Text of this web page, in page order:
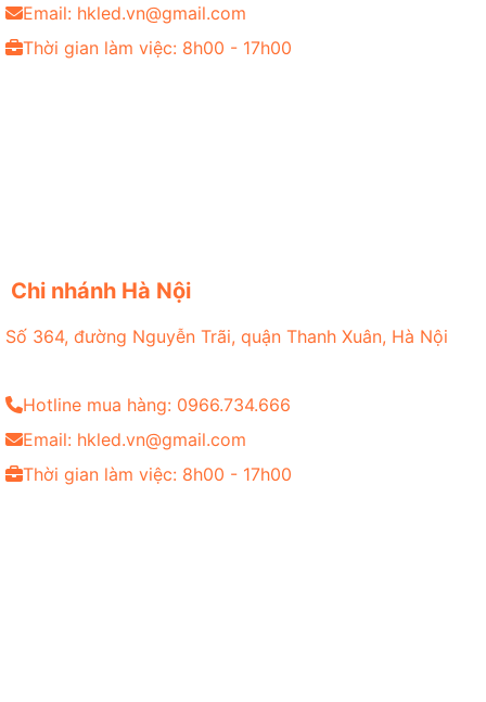
Email: hkled.vn@gmail.com
Thời gian làm việc: 8h00 - 17h00
Chi nhánh Hà Nội
Số 364, đường Nguyễn Trãi, quận Thanh Xuân, Hà Nội
Hotline mua hàng: 0966.734.666
Email: hkled.vn@gmail.com
Thời gian làm việc: 8h00 - 17h00